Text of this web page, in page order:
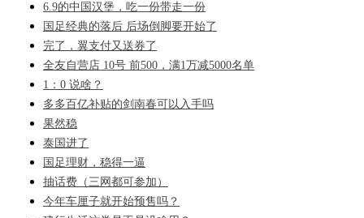
6.9的中国汉堡，吃一份带走一份
国足经典的落后 后场倒脚要开始了
完了，翼支付又送券了
全友自营店 10号 前500，满1万减5000名单
1：0 说啥？
多多百亿补贴的剑南春可以入手吗
果然稳
泰国进了
国足理财，稳得一逼
抽话费（三网都可参加）
今年车厘子就开始预售吗？